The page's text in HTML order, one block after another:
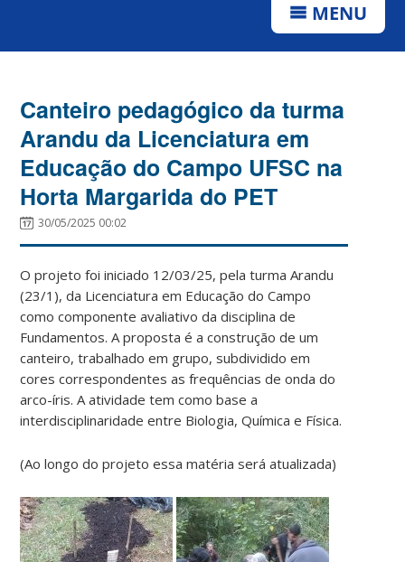
MENU
Canteiro pedagógico da turma
Arandu da Licenciatura em
Educação do Campo UFSC na
Horta Margarida do PET
30/05/2025 00:02
O projeto foi iniciado 12/03/25, pela turma Arandu
(23/1), da Licenciatura em Educação do Campo
como componente avaliativo da disciplina de
Fundamentos. A proposta é a construção de um
canteiro, trabalhado em grupo, subdividido em
cores correspondentes as frequências de onda do
arco-íris. A atividade tem como base a
interdisciplinaridade entre Biologia, Química e Física.
(Ao longo do projeto essa matéria será atualizada)